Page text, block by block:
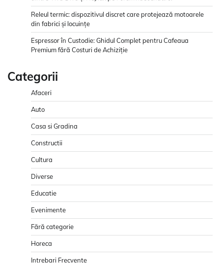
Releul termic: dispozitivul discret care protejează motoarele
din fabrici și locuințe
Espressor în Custodie: Ghidul Complet pentru Cafeaua
Premium fără Costuri de Achiziție
Categorii
Afaceri
Auto
Casa si Gradina
Constructii
Cultura
Diverse
Educatie
Evenimente
Fără categorie
Horeca
Intrebari Frecvente